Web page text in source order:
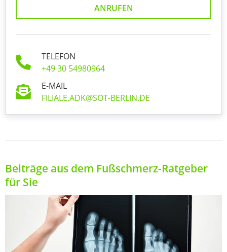
ANRUFEN
TELEFON
+49 30 54980964
E-MAIL
FILIALE.ADK@SOT-BERLIN.DE
Beiträge aus dem Fußschmerz-Ratgeber
für Sie